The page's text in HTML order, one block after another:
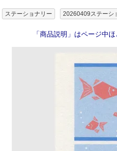
ステーショナリー 20260409ステーシ
「商品説明」はページ中